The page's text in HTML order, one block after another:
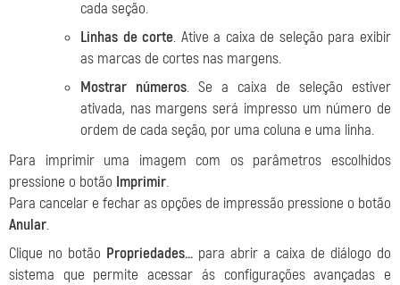
cada seção.
Linhas de corte. Ative a caixa de seleção para exibir
as marcas de cortes nas margens.
Mostrar números. Se a caixa de seleção estiver
ativada, nas margens será impresso um número de
ordem de cada seção, por uma coluna e uma linha.
Para imprimir uma imagem com os parâmetros escolhidos
pressione o botão Imprimir.
Para cancelar e fechar as opções de impressão pressione o botão
Anular.
Clique no botão Propriedades... para abrir a caixa de diálogo do
sistema que permite acessar ás configurações avançadas e